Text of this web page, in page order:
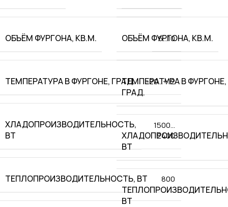
ОБЪЁМ ФУРГОНА, КВ.М. 6…10
ТЕМПЕРАТУРА В ФУРГОНЕ, ГРАД. -20…+12
ХЛАДОПРОИЗВОДИТЕЛЬНОСТЬ,
ВТ
1500…
2400
ТЕПЛОПРОИЗВОДИТЕЛЬНОСТЬ, ВТ 800
ОБЪЁМ ФУРГОНА, КВ.М.
ТЕМПЕРАТУРА В ФУРГОНЕ,
ГРАД.
ВТ
ВТ